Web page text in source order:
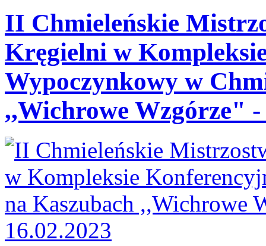
II Chmieleńskie
Kręgielni w
Wypoczynkowy w
,,Wichrowe Wzgórze"